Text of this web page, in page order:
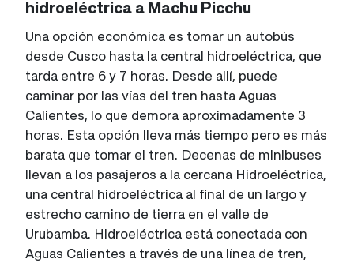
hidroeléctrica a Machu Picchu
Una opción económica es tomar un autobús
desde Cusco hasta la central hidroeléctrica, que
tarda entre 6 y 7 horas. Desde allí, puede
caminar por las vías del tren hasta Aguas
Calientes, lo que demora aproximadamente 3
horas. Esta opción lleva más tiempo pero es más
barata que tomar el tren. Decenas de minibuses
llevan a los pasajeros a la cercana Hidroeléctrica,
una central hidroeléctrica al final de un largo y
estrecho camino de tierra en el valle de
Urubamba. Hidroeléctrica está conectada con
Aguas Calientes a través de una línea de tren,